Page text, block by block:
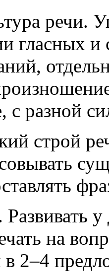
речи.
гласных и
с разной
строй
Развивать
на
2–4